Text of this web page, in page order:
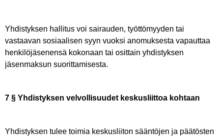
Yhdistyksen hallitus voi sairauden, työttömyyden tai
vastaavan sosiaalisen syyn vuoksi anomuksesta vapauttaa
henkilöjäsenensä kokonaan tai osittain yhdistyksen
jäsenmaksun suorittamisesta.
7 § Yhdistyksen velvollisuudet keskusliittoa kohtaan
Yhdistyksen tulee toimia keskusliiton sääntöjen ja päätösten